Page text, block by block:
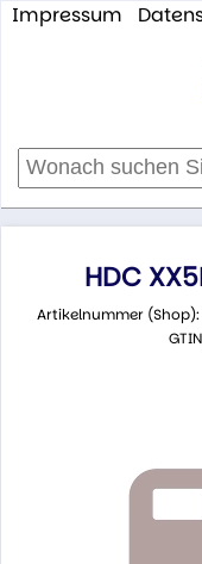
Impressum
HDC
Artikelnummer (Shop):